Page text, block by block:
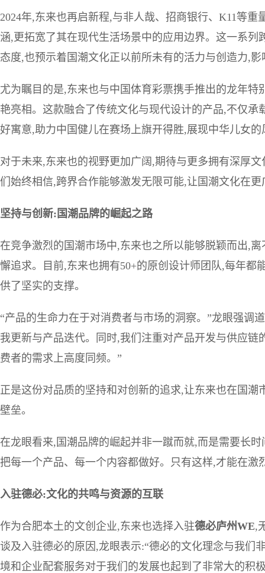
2024年,东来也再启新程,与非人哉、招商银行、K11等
涵,更拓宽了其在现代生活场景中的应用边界。这一系
态度,也预示着国潮文化正以前所未有的活力与创造力,
尤为瞩目的是,东来也与中国体育彩票携手推出的龙年
艳亮相。这款融合了传统文化与现代设计的产品,不仅承
好寓意,助力中国健儿在赛场上旗开得胜,展现中华儿女的
对于未来,东来也的视野更加广阔,期待与更多拥有深厚
们始终相信,跨界合作能够激发无限可能,让国潮文化在
坚持与创新:国潮品牌的崛起之路
在竞争激烈的国潮市场中,东来也之所以能够脱颖而出,
懈追求。目前,东来也拥有50+的原创设计师团队,每年都
供了坚实的支撑。
“产品的生命力在于对消费者与市场的洞察。”龙眼强调
我更新与产品迭代。同时,我们注重对产品开发与供应
费者的需求上高度同频。”
正是这份对品质的坚持和对创新的追求,让东来也在国
壁垒。
在龙眼看来,国潮品牌的崛起并非一蹴而就,而是需要长
把每一个产品、每一个内容都做好。只有这样,才能在激
入驻德必:文化的共鸣与资源的互联
作为合肥本土的文创企业,东来也选择入驻德必庐州WE,
谈及入驻德必的原因,龙眼表示:“德必的文化理念与我们
境和企业配套服务对于我们的发展也起到了非常大的积